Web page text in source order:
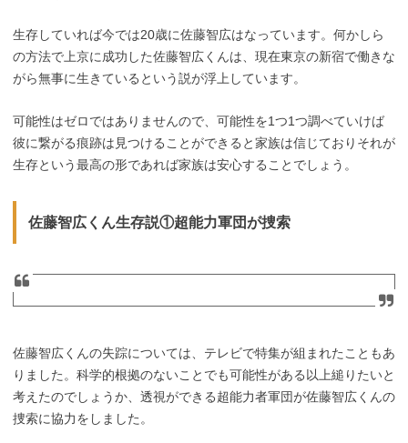
生存していれば今では20歳に佐藤智広はなっています。何かしら
の方法で上京に成功した佐藤智広くんは、現在東京の新宿で働きな
がら無事に生きているという説が浮上しています。
可能性はゼロではありませんので、可能性を1つ1つ調べていけば
彼に繋がる痕跡は見つけることができると家族は信じておりそれが
生存という最高の形であれば家族は安心することでしょう。
佐藤智広くん生存説①超能力軍団が捜索
佐藤智広くんの失踪については、テレビで特集が組まれたこともあ
りました。科学的根拠のないことでも可能性がある以上縋りたいと
考えたのでしょうか、透視ができる超能力者軍団が佐藤智広くんの
捜索に協力をしました。